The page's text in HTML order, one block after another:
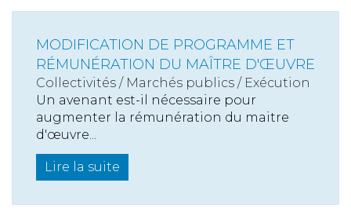
MODIFICATION DE PROGRAMME ET
RÉMUNÉRATION DU MAÎTRE D'ŒUVRE
Collectivités / Marchés publics / Exécution
Un avenant est-il nécessaire pour
augmenter la rémunération du maitre
d'œuvre...
Lire la suite